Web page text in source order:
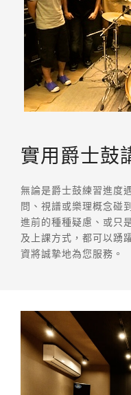
實用爵士鼓
無論是爵士鼓練習進度
問、視譜或樂理概念碰
進前的種種疑慮、或只
及上課方式，都可以踴
資將誠摯地為您服務。